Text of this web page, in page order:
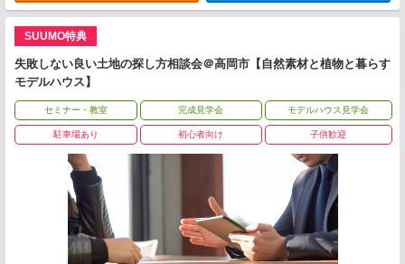
SUUMO特典
失敗しない良い土地の探し方相談会＠高岡市【自然素材と植物と暮らす
モデルハウス】
セミナー・教室 完成見学会 モデルハウス見学会
駐車場あり 初心者向け 子供歓迎